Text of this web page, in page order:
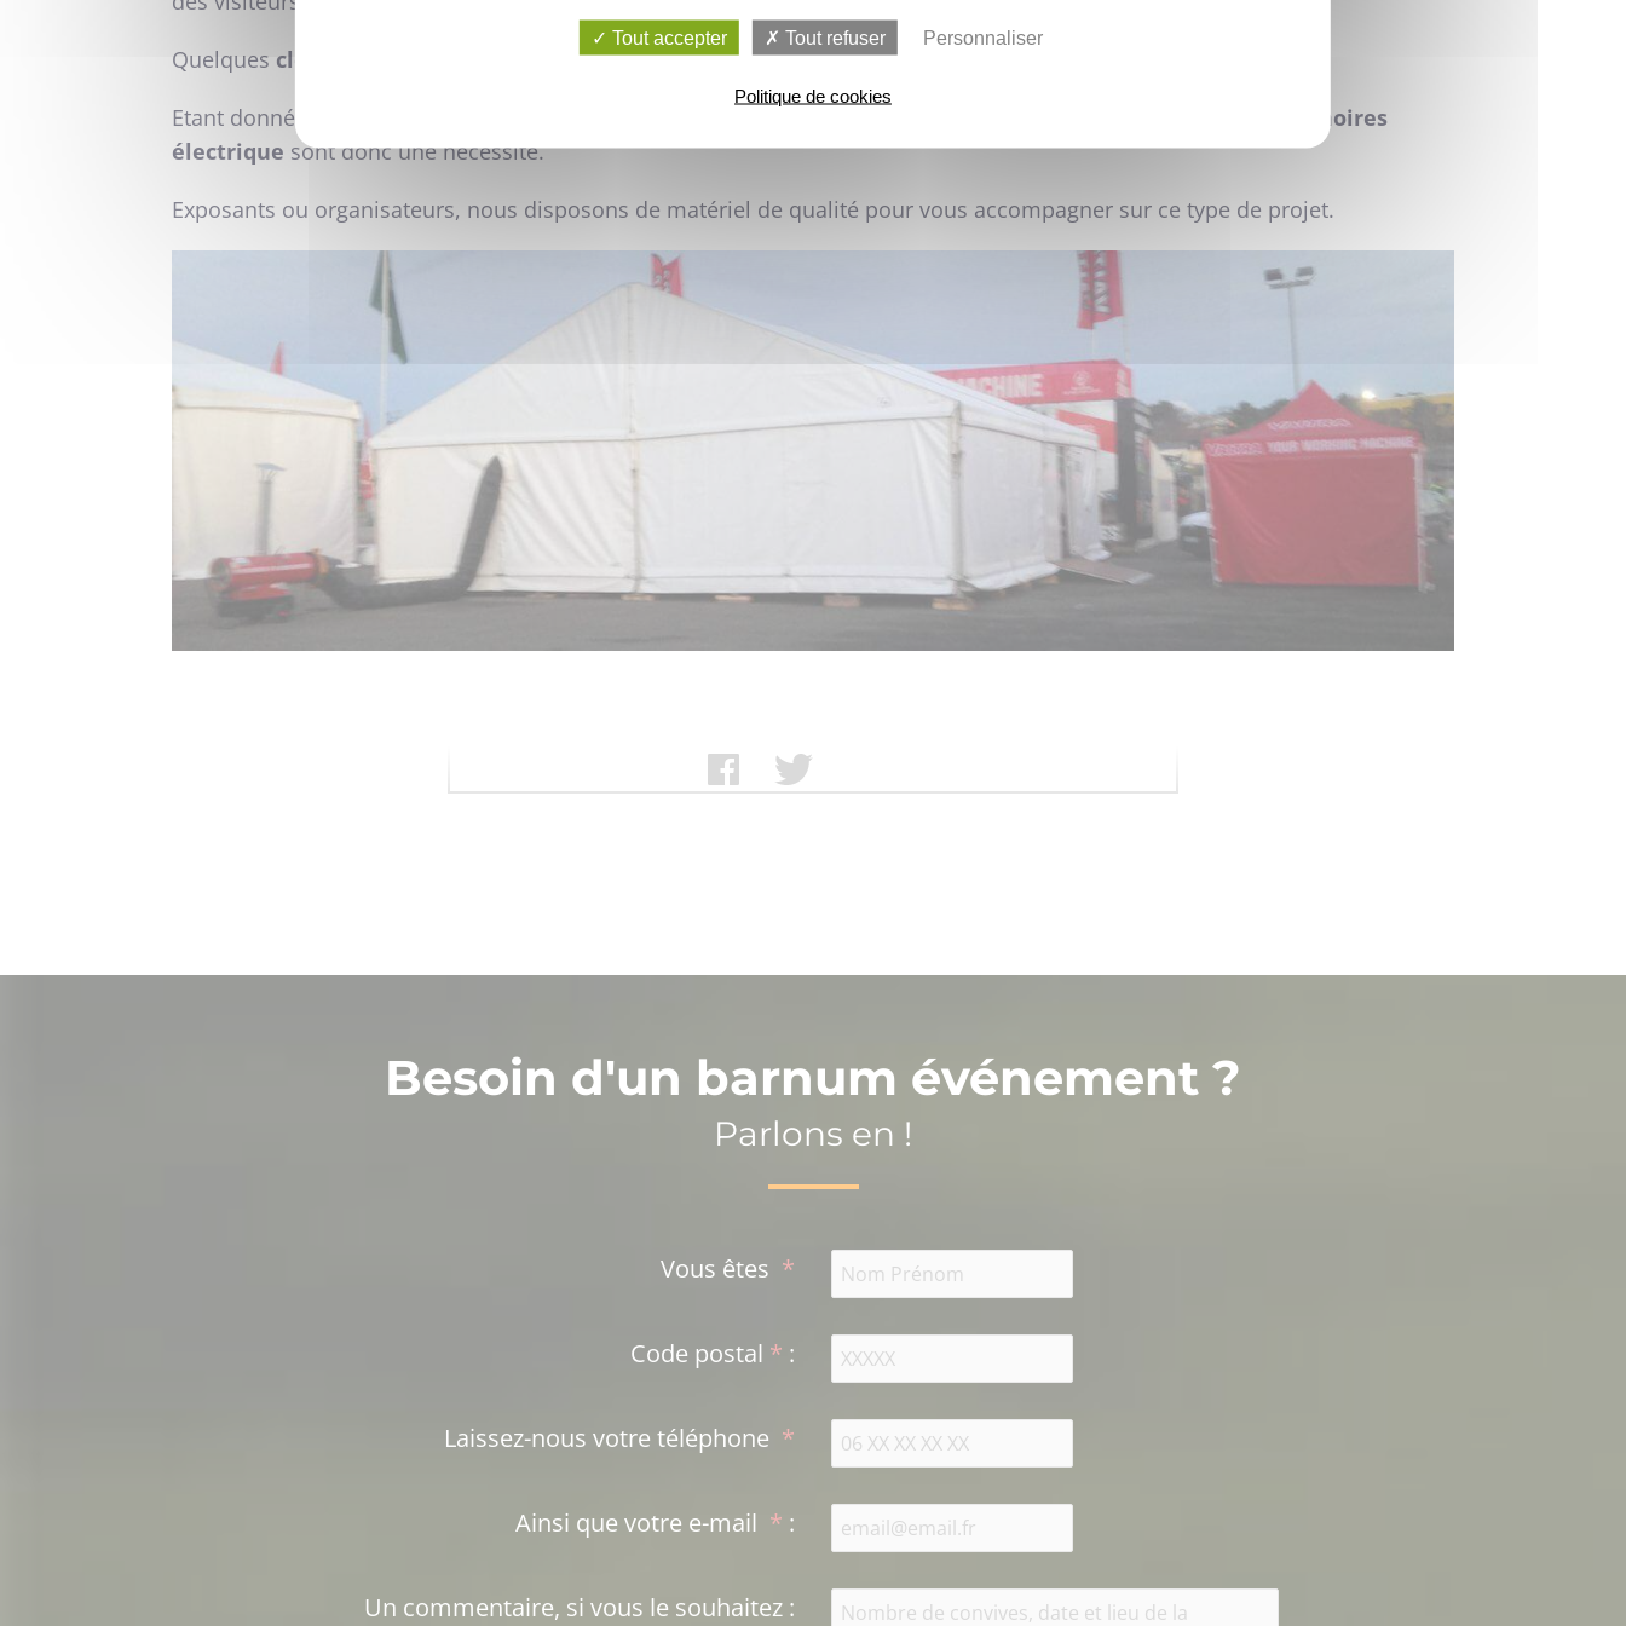
Quelques cloisons
ont également été fournies pour la séparation d'espace.
Etant donné que ce salon a lieu en hivers, le temps peut être sombre et la nuit tombe vite.
L'éclairage et les armoires
électrique sont donc une nécessité.
Exposants ou organisateurs, nous disposons de matériel de qualité pour vous accompagner sur ce type de projet.
Besoin d'un barnum événement ?
Parlons en !
*
Code postal * :
*
* :
Un commentaire, si vous le souhaitez :
Tout accepter Tout refuser Personnaliser
Politique de cookies